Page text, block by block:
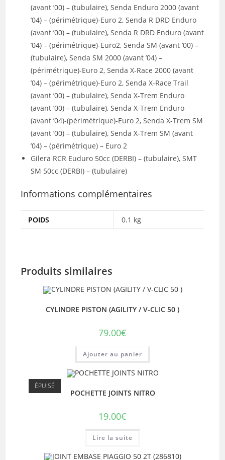
(avant ’00) – (tubulaire), Senda Enduro 2000 (avant
’04) – (périmétrique)-Euro 2, Senda R DRD Enduro
(avant ’00) – (tubulaire), Senda R DRD Enduro (avant
’04) – (périmétrique)-Euro2, Senda SM (avant ’00) –
(tubulaire), Senda SM 2000 (avant ’04) –
(périmétrique)-Euro 2, Senda X-Race 2000 (avant
’04) – (périmétrique)-Euro 2, Senda X-Race Trail
(avant ’00) – (tubulaire), Senda X-Trem Enduro
(avant ’00) – (tubulaire), Senda X-Trem Enduro
(avant ’04)-(périmétrique)-Euro 2, Senda X-Trem SM
(avant ’00) – (tubulaire), Senda X-Trem SM (avant
’04) – (périmétrique) – Euro 2
Gilera RCR Euduro 50cc (DERBI) – (tubulaire), SMT
SM 50cc (DERBI) – (tubulaire)
Informations complémentaires
POIDS 0.1 kg
Produits similaires
CYLINDRE PISTON (AGILITY / V-CLIC 50 )
79.00€
Ajouter au panier
ÉPUISÉ
POCHETTE JOINTS NITRO
19.00€
Lire la suite